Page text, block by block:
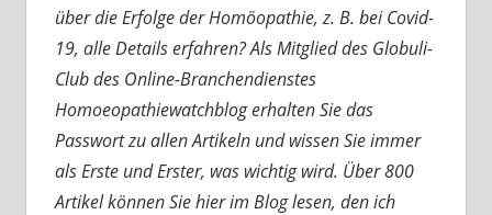
über die Erfolge der Homöopathie, z. B. bei Covid-
19, alle Details erfahren? Als Mitglied des Globuli-
Club des Online-Branchendienstes
Homoeopathiewatchblog erhalten Sie das
Passwort zu allen Artikeln und wissen Sie immer
als Erste und Erster, was wichtig wird. Über 800
Artikel können Sie hier im Blog lesen, den ich